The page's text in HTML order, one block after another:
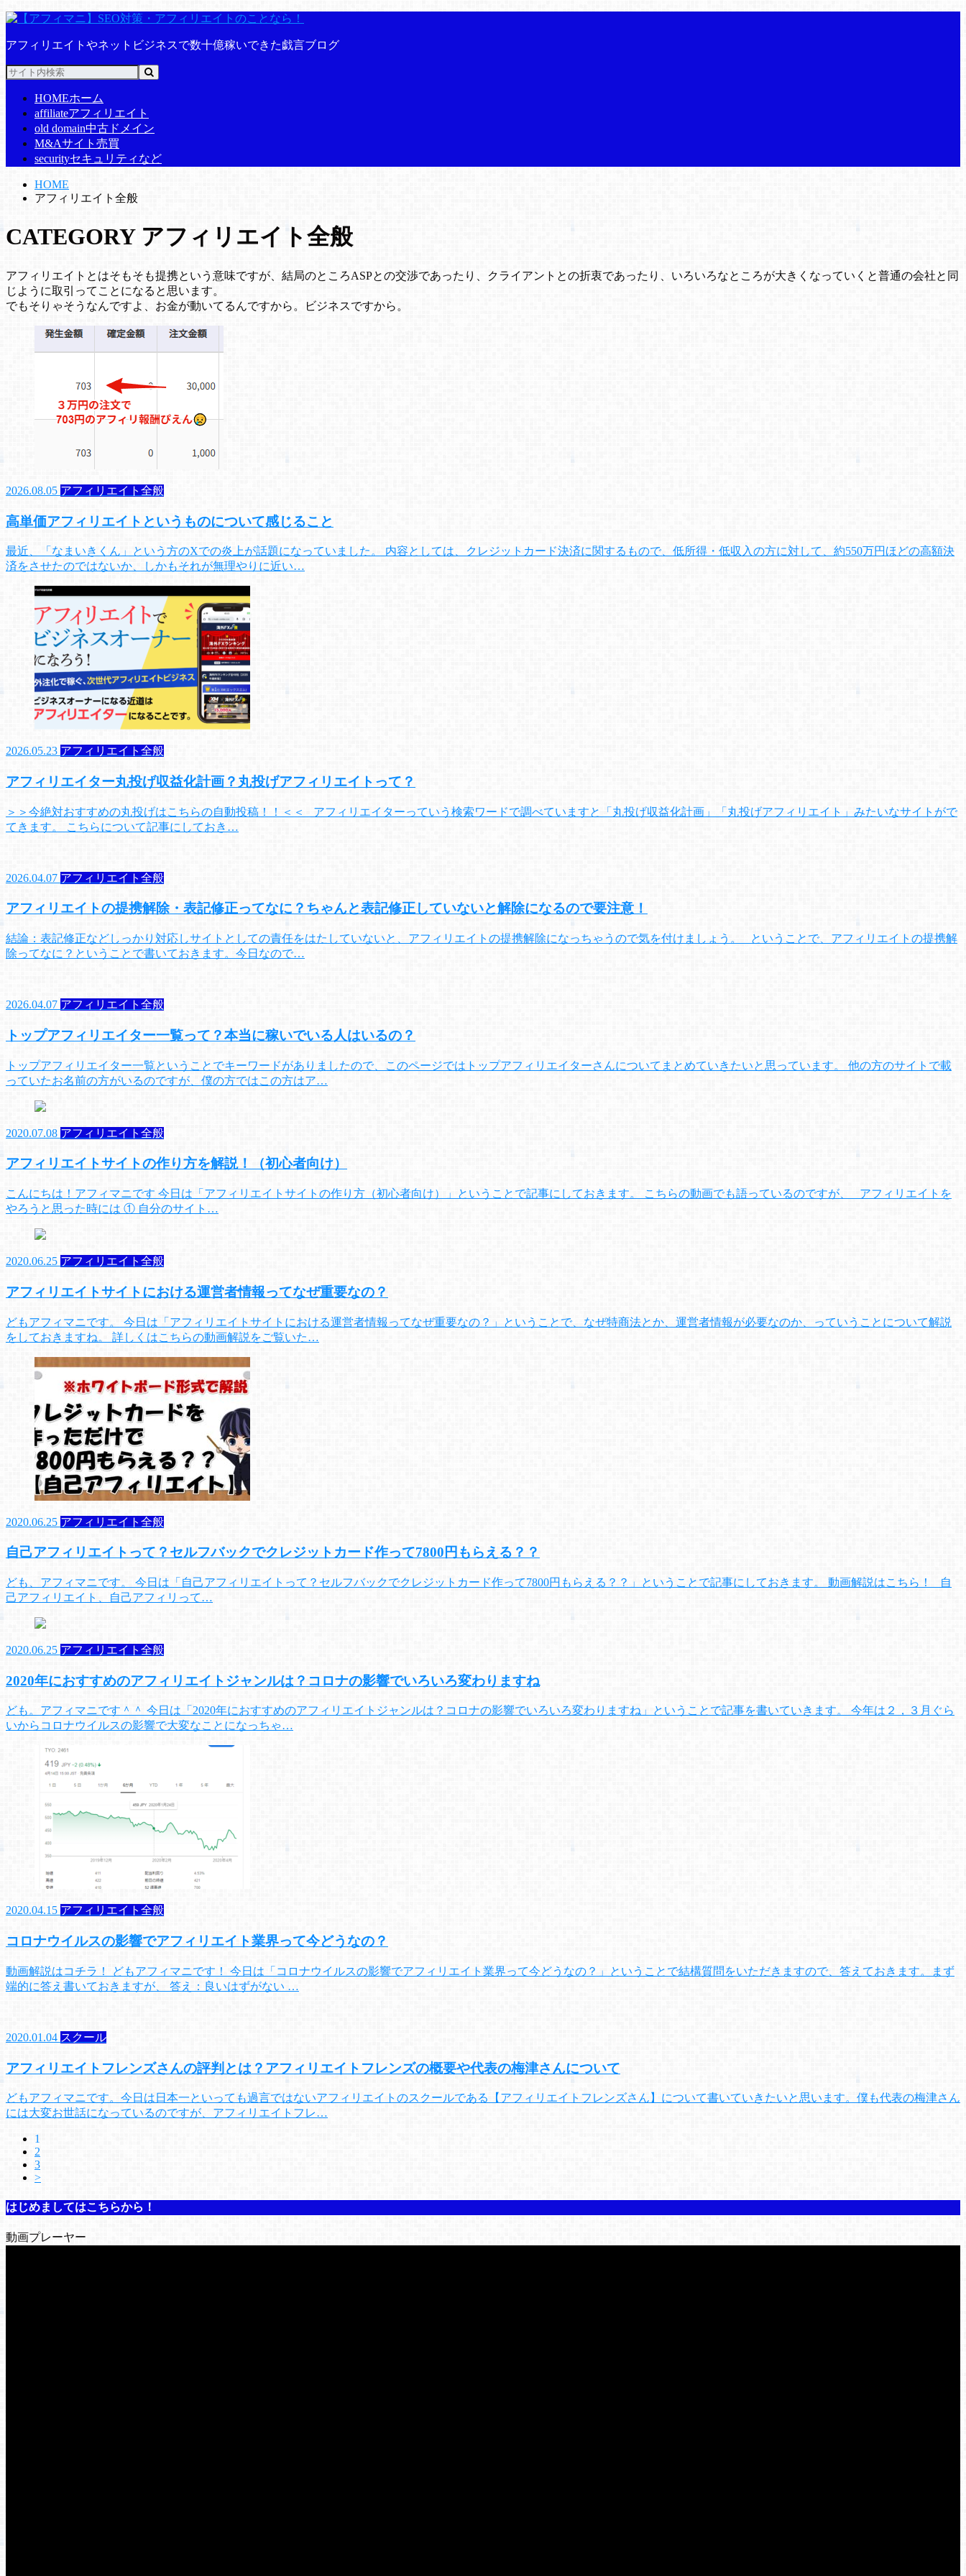
アフィリエイトやネットビジネスで数十億稼いできた戯言ブログ
HOMEホーム
affiliateアフィリエイト
old domain中古ドメイン
M&Aサイト売買
securityセキュリティなど
HOME
アフィリエイト全般
CATEGORYアフィリエイト全般
アフィリエイトとはそもそも提携という意味ですが、結局のところASPとの交渉であったり、クライアントとの折衷であったり、いろいろなところが大きくなっていくと普通の会社と同
じように取引ってことになると思います。
でもそりゃそうなんですよ、お金が動いてるんですから。ビジネスですから。
2026.08.05 アフィリエイト全般
高単価アフィリエイトというものについて感じること
最近、「なまいきくん」という方のXでの炎上が話題になっていました。 内容としては、クレジットカード決済に関するもので、低所得・低収入の方に対して、約550万円ほどの高額決
済をさせたのではないか、しかもそれが無理やりに近い…
2026.05.23 アフィリエイト全般
アフィリエイター丸投げ収益化計画？丸投げアフィリエイトって？
＞＞今絶対おすすめの丸投げはこちらの自動投稿！！＜＜ アフィリエイターっていう検索ワードで調べていますと「丸投げ収益化計画」「丸投げアフィリエイト」みたいなサイトがで
てきます。 こちらについて記事にしておき…
2026.04.07 アフィリエイト全般
アフィリエイトの提携解除・表記修正ってなに？ちゃんと表記修正していないと解除になるので要注意！
結論：表記修正などしっかり対応しサイトとしての責任をはたしていないと、アフィリエイトの提携解除になっちゃうので気を付けましょう。 ということで、アフィリエイトの提携解
除ってなに？ということで書いておきます。今日なので…
2026.04.07 アフィリエイト全般
トップアフィリエイター一覧って？本当に稼いでいる人はいるの？
トップアフィリエイター一覧ということでキーワードがありましたので、このページではトップアフィリエイターさんについてまとめていきたいと思っています。 他の方のサイトで載
っていたお名前の方がいるのですが、僕の方ではこの方はア…
2020.07.08 アフィリエイト全般
アフィリエイトサイトの作り方を解説！（初心者向け）
こんにちは！アフィマニです 今日は「アフィリエイトサイトの作り方（初心者向け）」ということで記事にしておきます。 こちらの動画でも語っているのですが、 アフィリエイトを
やろうと思った時には ① 自分のサイト…
2020.06.25 アフィリエイト全般
アフィリエイトサイトにおける運営者情報ってなぜ重要なの？
どもアフィマニです。 今日は「アフィリエイトサイトにおける運営者情報ってなぜ重要なの？」ということで、なぜ特商法とか、運営者情報が必要なのか、っていうことについて解説
をしておきますね。 詳しくはこちらの動画解説をご覧いた…
2020.06.25 アフィリエイト全般
自己アフィリエイトって？セルフバックでクレジットカード作って7800円もらえる？？
ども、アフィマニです。 今日は「自己アフィリエイトって？セルフバックでクレジットカード作って7800円もらえる？？」ということで記事にしておきます。 動画解説はこちら！ 自
己アフィリエイト、自己アフィリって…
2020.06.25 アフィリエイト全般
2020年におすすめのアフィリエイトジャンルは？コロナの影響でいろいろ変わりますね
ども。アフィマニです＾＾ 今日は「2020年におすすめのアフィリエイトジャンルは？コロナの影響でいろいろ変わりますね」ということで記事を書いていきます。 今年は２，３月ぐら
いからコロナウイルスの影響で大変なことになっちゃ…
2020.04.15 アフィリエイト全般
コロナウイルスの影響でアフィリエイト業界って今どうなの？
動画解説はコチラ！ どもアフィマニです！ 今日は「コロナウイルスの影響でアフィリエイト業界って今どうなの？」ということで結構質問をいただきますので、答えておきます。まず
端的に答え書いておきますが、 答え：良いはずがない …
2020.01.04 スクール
アフィリエイトフレンズさんの評判とは？アフィリエイトフレンズの概要や代表の梅津さんについて
どもアフィマニです。今日は日本一といっても過言ではないアフィリエイトのスクールである【アフィリエイトフレンズさん】について書いていきたいと思います。僕も代表の梅津さん
には大変お世話になっているのですが、アフィリエイトフレ…
1
2
3
>
はじめましてはこちらから！
動画プレーヤー